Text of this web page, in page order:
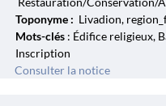
Toponyme : Livadion,
Mots-clés: Édifice religieux,
Inscription
Consulter la notice